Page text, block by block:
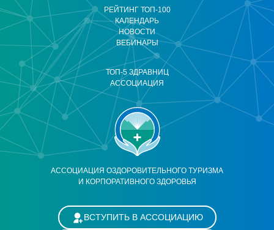
АССОЦИАЦИЯ ОЗДОРОВИТЕЛЬНОГО ТУРИЗМА
И КОРПОРАТИВНОГО ЗДОРОВЬЯ
РЕЙТИНГ ТОП-100
КАЛЕНДАРЬ
НОВОСТИ
ВЕБИНАРЫ
ТОП-5 ЗДРАВНИЦ
АССОЦИАЦИЯ
ВСТУПИТЬ В АССОЦИАЦИЮ